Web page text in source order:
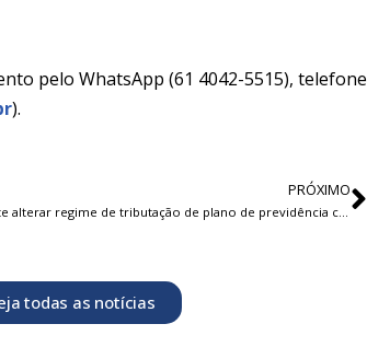
pelo WhatsApp (61 4042-5515), telefone
).
PRÓXIMO
Lei que permite alterar regime de tributação de plano de previdência complementar foi sancionada
todas as notícias